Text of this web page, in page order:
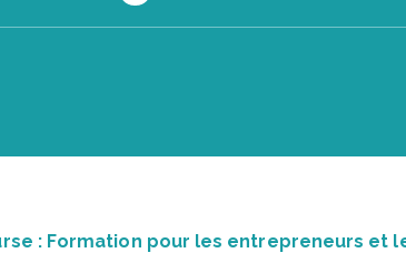
: Formation pour les entrepreneurs et